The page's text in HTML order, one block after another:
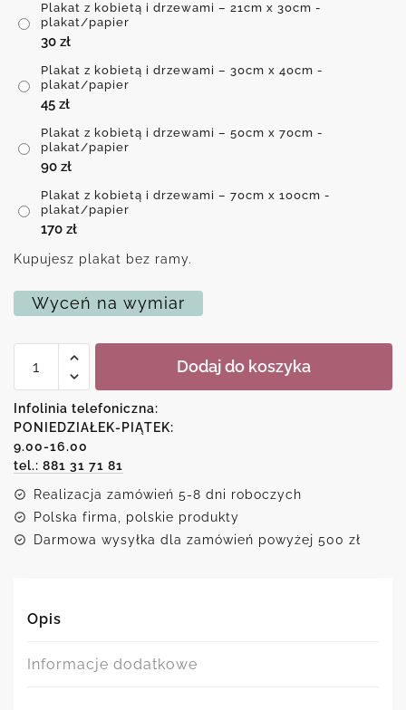
Plakat z kobietą i drzewami – 21cm x 30cm -
plakat/papier
30 zł
Plakat z kobietą i drzewami – 30cm x 40cm -
plakat/papier
45 zł
Plakat z kobietą i drzewami – 50cm x 70cm -
plakat/papier
90 zł
Plakat z kobietą i drzewami – 70cm x 100cm -
plakat/papier
170 zł
Kupujesz plakat bez ramy.
Wyceń na wymiar
Plakat
i
drzewami
Dodaj do koszyka
Infolinia telefoniczna:
PONIEDZIAŁEK-PIĄTEK:
9.00-16.00
tel.: 881 31 71 81
Realizacja zamówień 5-8 dni roboczych
Polska firma, polskie produkty
Darmowa wysyłka dla zamówień powyżej 500 zł
Opis
Informacje dodatkowe